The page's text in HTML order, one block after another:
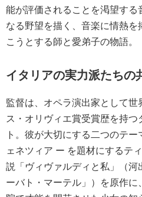
能が評価されることを渇望す
なる野望を描く、音楽に情熱
こうとする師と愛弟子の物語。
イタリアの実力派たちの
監督は、オペラ演出家として
ス・オリヴィエ賞受賞歴を持つ
ト。彼が大切にする二つのテ
ェネツィア ー を題材にするテ
説「ヴィヴァルディと私」（河
ーバト・マーテル」）を原作に